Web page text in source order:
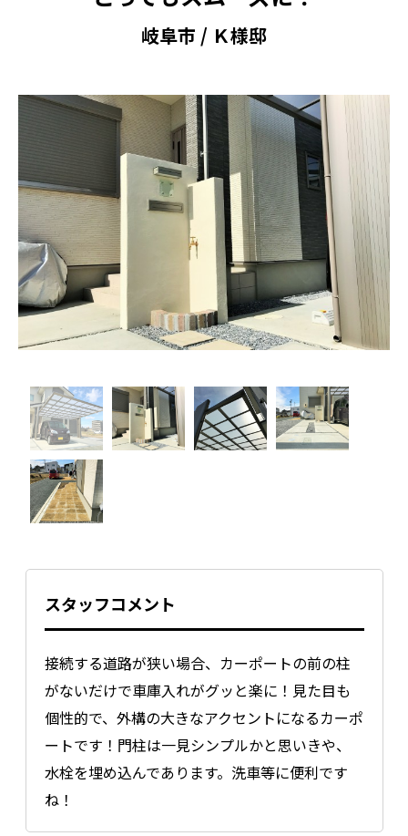
岐阜市 / Ｋ様邸
スタッフコメント
接続する道路が狭い場合、カーポートの前の柱
がないだけで車庫入れがグッと楽に！見た目も
個性的で、外構の大きなアクセントになるカーポ
ートです！門柱は一見シンプルかと思いきや、
水栓を埋め込んであります。洗車等に便利です
ね！